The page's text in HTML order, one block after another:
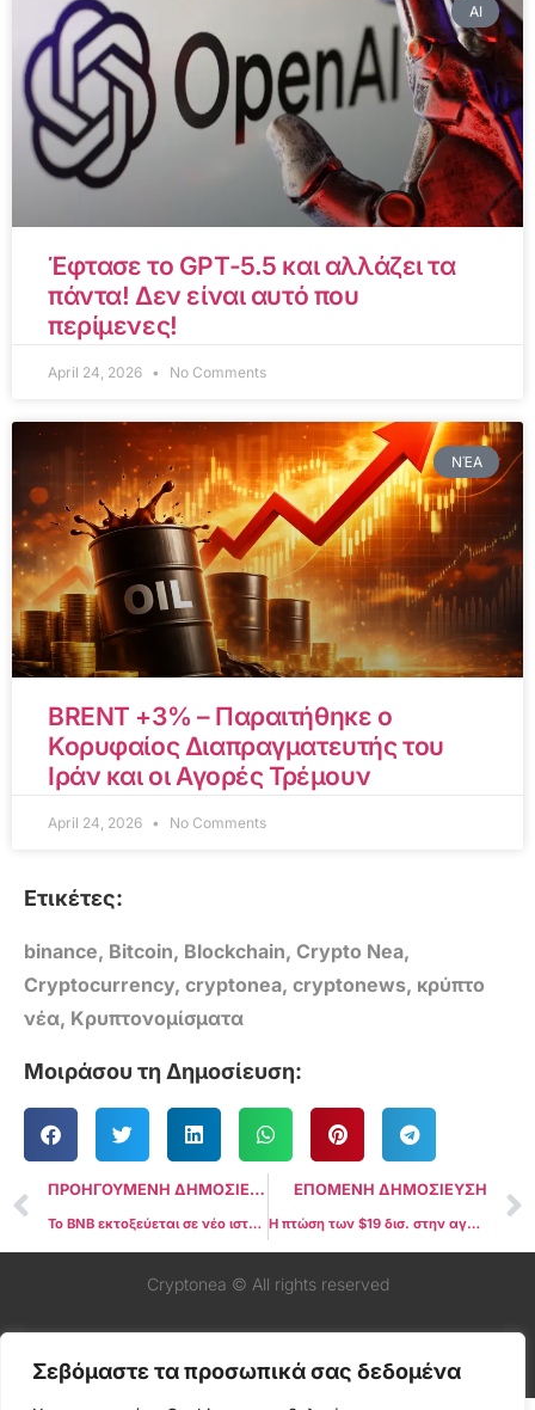
Σεβόμαστε τα προσωπικά σας δεδομένα
AI
Έφτασε το GPT-5.5 και αλλάζει τα
πάντα! Δεν είναι αυτό που
περίμενες!
April 24, 2026 No Comments
ΝΈΑ
BRENT +3% – Παραιτήθηκε ο
Κορυφαίος Διαπραγματευτής του
Ιράν και οι Αγορές Τρέμουν
April 24, 2026 No Comments
Ετικέτες:
binance, Bitcoin, Blockchain, Crypto Nea,
Cryptocurrency, cryptonea, cryptonews, κρύπτο
νέα, Κρυπτονομίσματα
Μοιράσου τη Δημοσίευση:
ΠΡΟΗΓΟΥΜΕΝΗ ΔΗΜΟΣΙΕΥΣΗ
Το BNB εκτοξεύεται σε νέο ιστορικό υψηλό παρά τη συντριβή $19 δισ. στην αγορά crypto
ΕΠΟΜΕΝΗ ΔΗΜΟΣΙΕΥΣΗ
Η πτώση των $19 δισ. στην αγορά crypto θεωρείται «ελεγχόμενο reset» και όχι αλυσιδωτή κατάρρευση
Cryptonea © All rights reserved